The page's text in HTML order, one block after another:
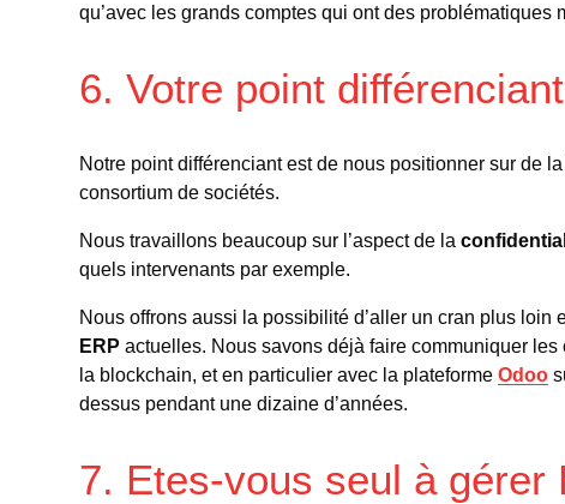
qu’avec les grands comptes qui ont des problématiques
6. Votre point
Notre point différenciant est de nous positionner sur de
consortium de sociétés.
Nous travaillons beaucoup sur l’aspect de la
quels intervenants par exemple.
Nous offrons aussi la possibilité d’aller un cran plus loin
ERP actuelles. Nous savons déjà faire communiquer
la blockchain, et en particulier avec la plateforme Odoo
dessus pendant une dizaine d’années.
7. Etes-vous seul à gérer